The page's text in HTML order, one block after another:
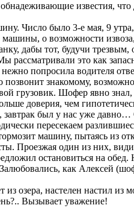
известия,
Число было 3-е мая, 9
машины, о возможности
дабы тот, будучи
это как
попросила водителя
позвонит знакомому,
грузовик. Шофер явно
доверия, чем
был у нас уже
пересекаем
машину, пытаясь из
Проезжая один из них,
остановиться на
как Алексей
озера, настелен настил
Вызывает уважение!